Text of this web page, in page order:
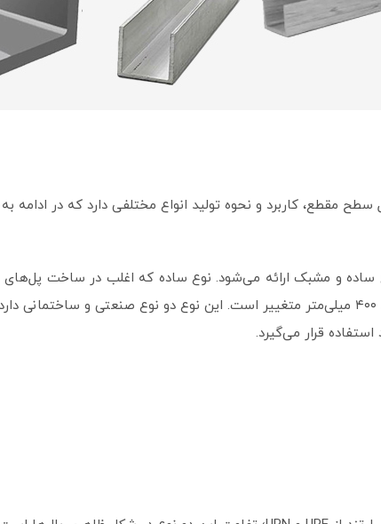
مقطع، کاربرد و نحوه تولید انواع مختلفی دارد که در ادامه
قرار می‌گیرد.